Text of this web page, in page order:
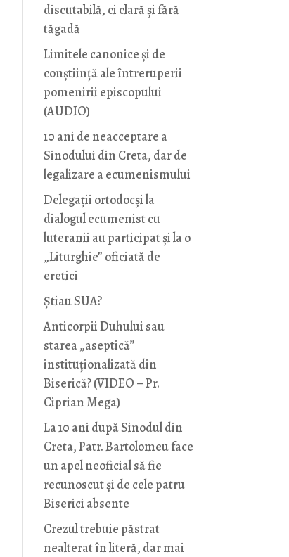
discutabilă, ci clară și fără
tăgadă
Limitele canonice și de
conștiință ale întreruperii
pomenirii episcopului
(AUDIO)
10 ani de neacceptare a
Sinodului din Creta, dar de
legalizare a ecumenismului
Delegații ortodocși la
dialogul ecumenist cu
luteranii au participat și la o
„Liturghie” oficiată de
eretici
Știau SUA?
Anticorpii Duhului sau
starea „aseptică”
instituționalizată din
Biserică? (VIDEO – Pr.
Ciprian Mega)
La 10 ani după Sinodul din
Creta, Patr. Bartolomeu face
un apel neoficial să fie
recunoscut și de cele patru
Biserici absente
Crezul trebuie păstrat
nealterat în literă, dar mai